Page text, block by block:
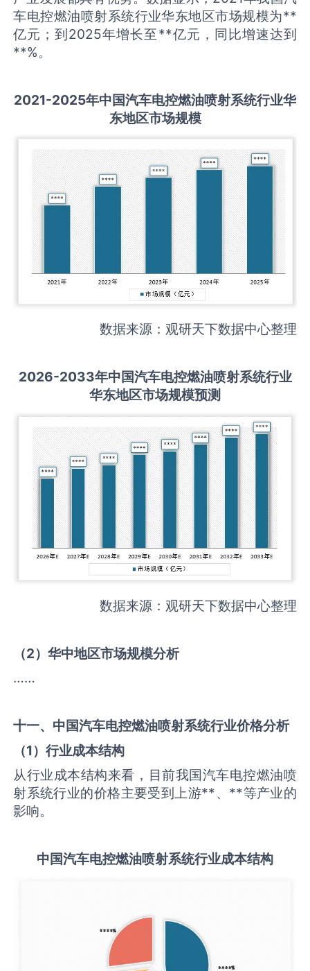
车电控燃油喷射系统行业华东地区市场规模为**
亿元；到2025年增长至**亿元，同比增速达到
**%。
2021-2025年中国汽车电控燃油喷射系统行业华
东地区市场规模
数据来源：观研天下数据中心整理
2026-2033年中国汽车电控燃油喷射系统行业
华东地区市场规模预测
数据来源：观研天下数据中心整理
（2）华中地区市场规模分析
……
十一、中国汽车电控燃油喷射系统行业价格分析
（1）行业成本结构
从行业成本结构来看，目前我国汽车电控燃油喷
射系统行业的价格主要受到上游**、**等产业的
影响。
中国汽车电控燃油喷射系统行业成本结构